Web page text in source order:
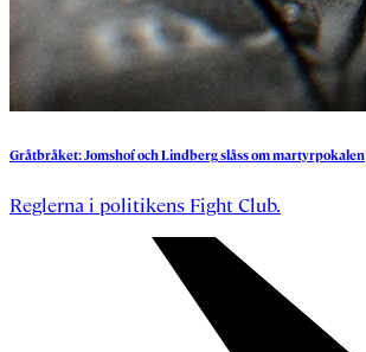
Gråtbråket:JomshofochLindbergslåssommartyrpokalen
Reglerna i politikens Fight Club.